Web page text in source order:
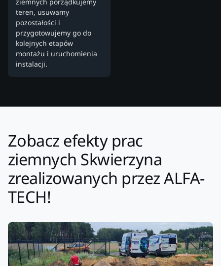
teren, usuwamy
pozostałości i
przygotowujemy go do
kolejnych etapów
montażu i uruchomienia
instalacji.
Zobacz efekty prac
ziemnych Skwierzyna
zrealizowanych przez ALFA-
TECH!